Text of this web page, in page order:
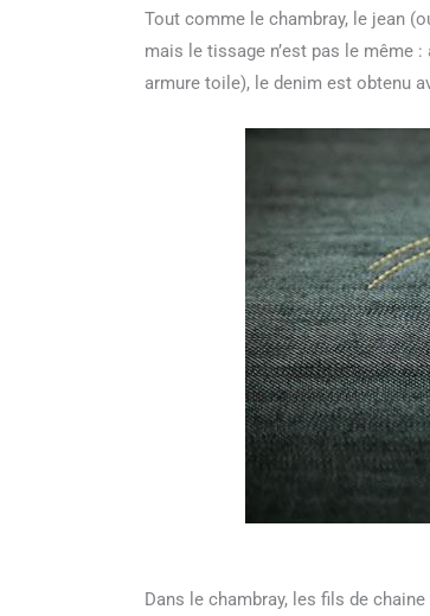
Tout comme le chambray, le jean
mais le tissage n’est pas le même
armure toile), le denim est obtenu
Dans le chambray, les fils de